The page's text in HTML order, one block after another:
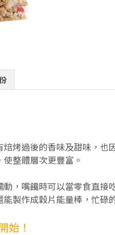
烤過後的香味及甜味，
整體層次更豐富。
，嘴饞時可以當零食直
製作成穀片能量棒，忙碌
始！